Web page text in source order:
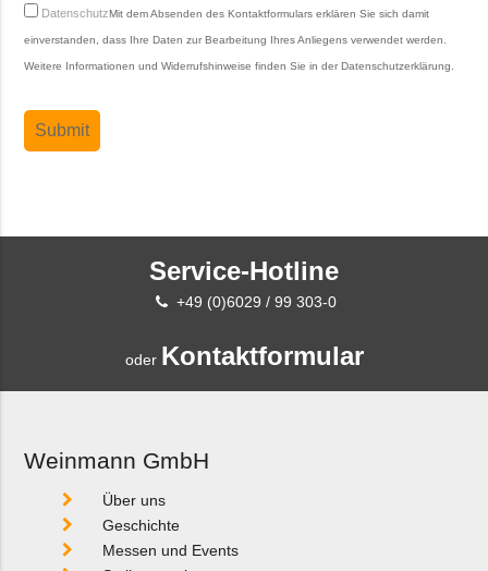
DatenschutzMit dem Absenden des Kontaktformulars erklären Sie sich damit
einverstanden, dass Ihre Daten zur Bearbeitung Ihres Anliegens verwendet werden.
Weitere Informationen und Widerrufshinweise finden Sie in derDatenschutzerklärung
Service-Hotline
+49 (0)6029 / 99 303-0
oder Kontaktformular
Weinmann GmbH
Über uns
Geschichte
Messen und Events